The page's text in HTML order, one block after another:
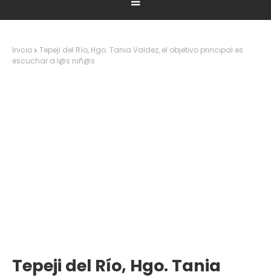
Inicio
Tepeji del Río, Hgo. Tania Valdez, el objetivo principal es
escuchar a l@s niñ@s
Tepeji del Río, Hgo. Tania